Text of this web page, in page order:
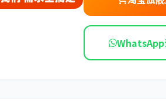
依维柯
WhatsApp